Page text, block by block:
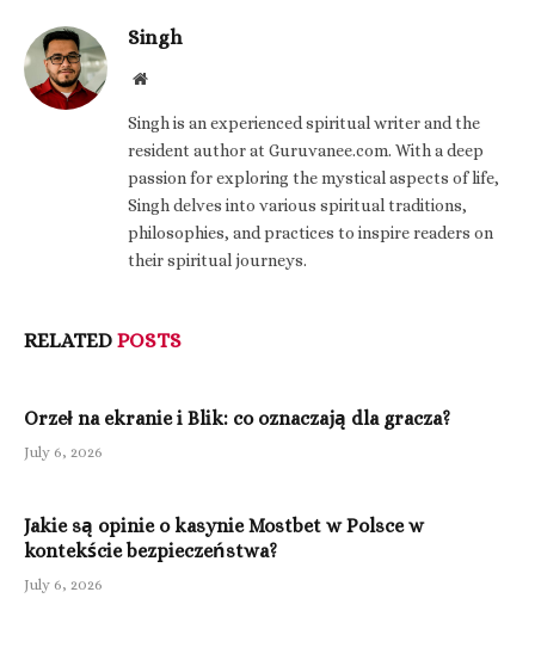
Singh
Website
Singh is an experienced spiritual writer and the
resident author at Guruvanee.com. With a deep
passion for exploring the mystical aspects of life,
Singh delves into various spiritual traditions,
philosophies, and practices to inspire readers on
their spiritual journeys.
RELATED POSTS
Orzeł na ekranie i Blik: co oznaczają dla gracza?
July 6, 2026
Jakie są opinie o kasynie Mostbet w Polsce w
kontekście bezpieczeństwa?
July 6, 2026